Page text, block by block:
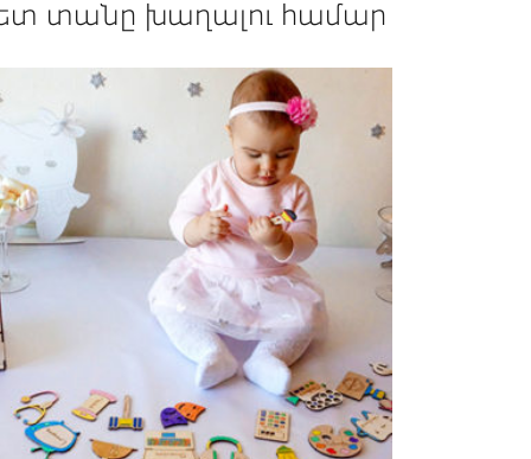
տանը խաղալու համար